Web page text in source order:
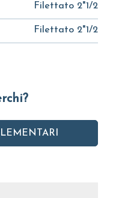
Filettato 2"1/2
Filettato 2"1/2